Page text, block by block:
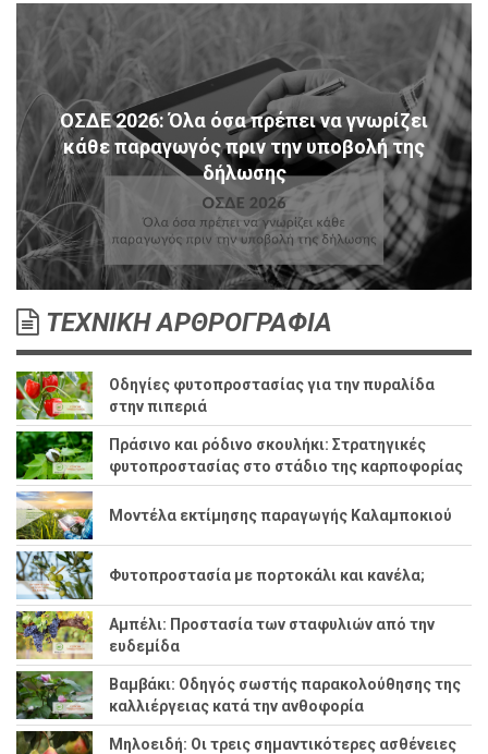
ΟΣΔΕ 2026: Όλα όσα πρέπει να γνωρίζει
κάθε παραγωγός πριν την υποβολή της
δήλωσης
ΤΕΧΝΙΚΗ ΑΡΘΡΟΓΡΑΦΙΑ
Οδηγίες φυτοπροστασίας για την πυραλίδα
στην πιπεριά
Πράσινο και ρόδινο σκουλήκι: Στρατηγικές
φυτοπροστασίας στο στάδιο της καρποφορίας
Μοντέλα εκτίμησης παραγωγής Καλαμποκιού
Φυτοπροστασία με πορτοκάλι και κανέλα;
Αμπέλι: Προστασία των σταφυλιών από την
ευδεμίδα
Βαμβάκι: Οδηγός σωστής παρακολούθησης της
καλλιέργειας κατά την ανθοφορία
Μηλοειδή: Οι τρεις σημαντικότερες ασθένειες